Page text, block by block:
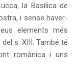
la Basílica de
i sense haver-
elements més
s. XIII. També té
romànica i uns